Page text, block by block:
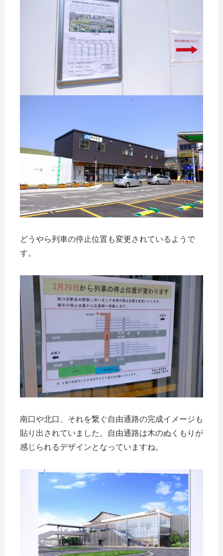
どうやら列車の停止位置も変更されているようで
す。
南口や北口、それを繋ぐ自由通路の完成イメージも
貼り出されていました。自由通路は木のぬくもりが
感じられるデザインとなっていますね。